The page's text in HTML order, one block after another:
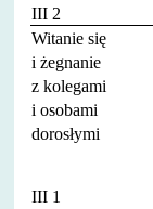
III 2
Witanie się
i żegnanie
z kolegami
i osobami
dorosłymi
III 1